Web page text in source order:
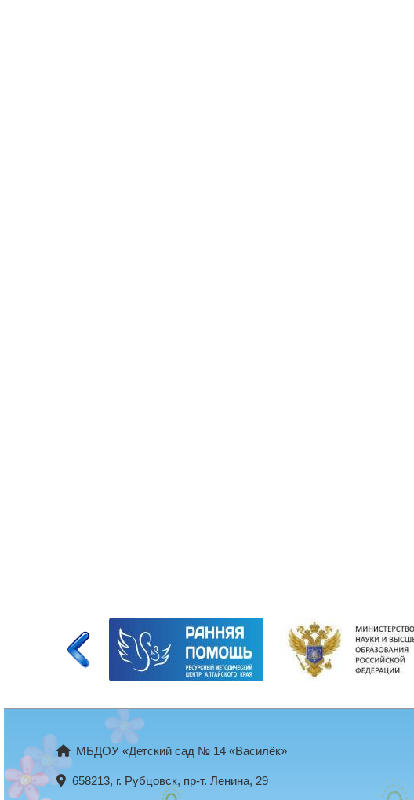
МБДОУ «Детский сад № 14 «Василёк»
658213, г. Рубцовск, пр-т. Ленина, 29